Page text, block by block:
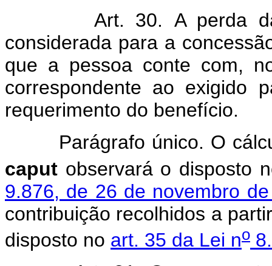
Art. 30.
A perda
considerada para a
que a pessoa conte com,
correspondente ao exigido
requerimento do benefício.
Parágrafo único. O
caput observará o disposto
9.876, de 26 de novembro
contribuição recolhidos a
disposto no art. 35 da Lei no